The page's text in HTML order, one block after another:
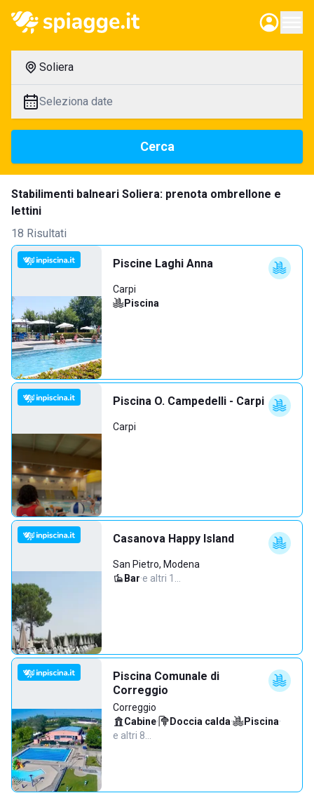
Soliera
Seleziona date
Cerca
Stabilimenti balneari Soliera: prenota ombrellone e
lettini
18 Risultati
Piscine Laghi Anna
Carpi
Piscina
Piscina O. Campedelli - Carpi
Carpi
Casanova Happy Island
San Pietro, Modena
Bar·e altri 1…
Piscina Comunale di
Correggio
Correggio
Cabine· Doccia calda· Piscina·
e altri 8…